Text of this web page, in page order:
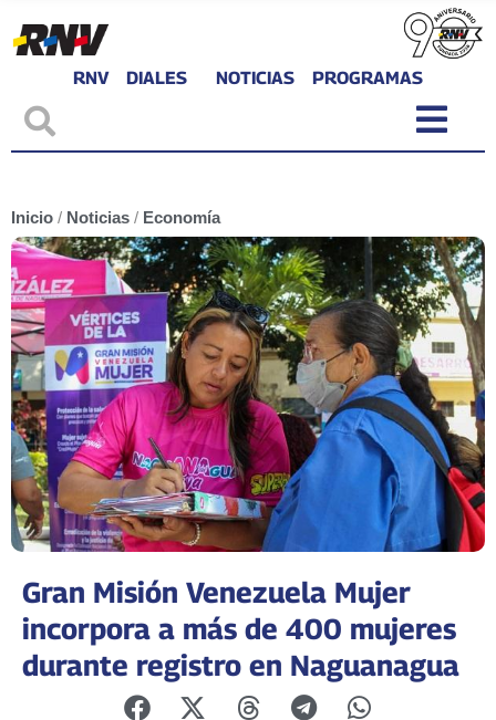
RNV DIALES NOTICIAS PROGRAMAS
Inicio / Noticias / Economía
Gran Misión Venezuela Mujer
incorpora a más de 400 mujeres
durante registro en Naguanagua